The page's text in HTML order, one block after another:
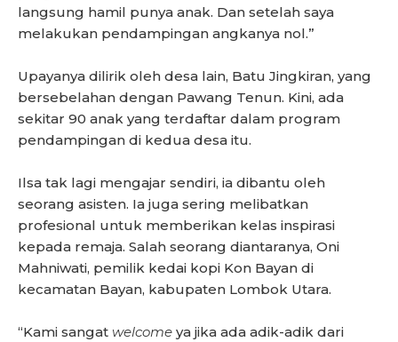
langsung hamil punya anak. Dan setelah saya
melakukan pendampingan angkanya nol.”
Upayanya dilirik oleh desa lain, Batu Jingkiran, yang
bersebelahan dengan Pawang Tenun. Kini, ada
sekitar 90 anak yang terdaftar dalam program
pendampingan di kedua desa itu.
Ilsa tak lagi mengajar sendiri, ia dibantu oleh
seorang asisten. Ia juga sering melibatkan
profesional untuk memberikan kelas inspirasi
kepada remaja. Salah seorang diantaranya, Oni
Mahniwati, pemilik kedai kopi Kon Bayan di
kecamatan Bayan, kabupaten Lombok Utara.
“Kami sangat welcome ya jika ada adik-adik dari